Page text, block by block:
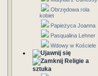
Obrzędowa rola
kobiet
Papieżyca Joanna
Pasqualina Lehner
Wdowy w Kościele
Religie a
sztuka